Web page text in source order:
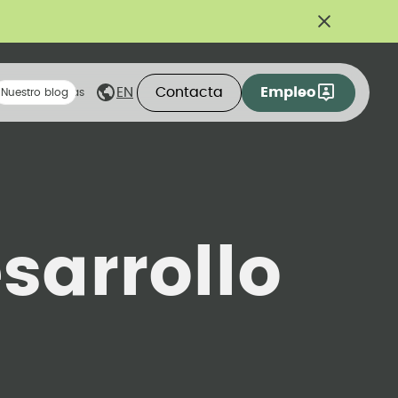
compartidas
Nuestro blog EN Contacta Empleo